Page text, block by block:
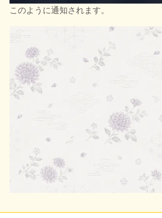
このように通知されます。